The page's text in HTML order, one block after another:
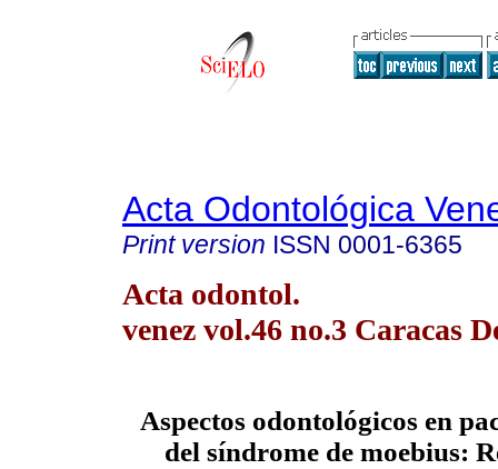
Acta Odontológica
Print version ISSN 0001-6365
Acta odontol.
venez vol.46 no.3 Caracas
Aspectos odontológicos en
del síndrome de moebius: